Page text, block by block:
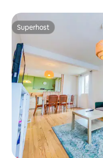
Superhost
Superhost